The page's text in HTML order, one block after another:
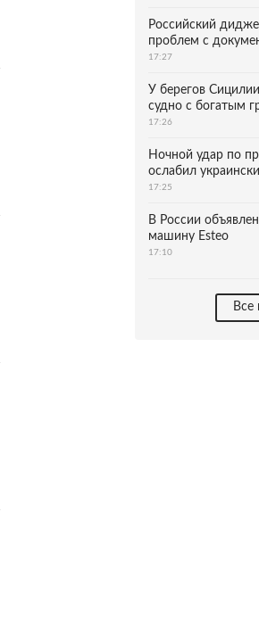
Российский
проблем с
17:27
У берегов
судно с богатым
17:26
Ночной удар по
ослабил
17:25
В России
машину Esteo
17:10
Все